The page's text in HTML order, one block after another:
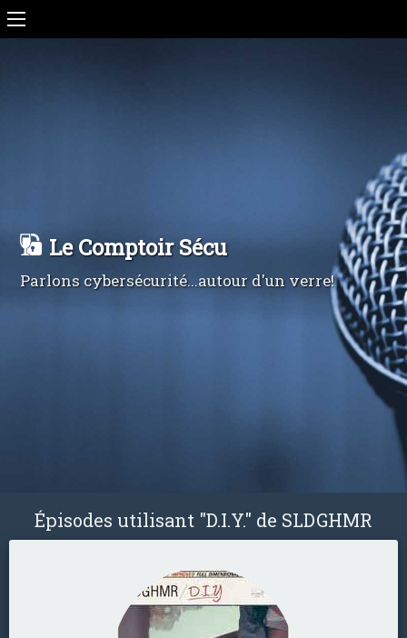
Le Comptoir Sécu
Parlons cybersécurité...autour d'un verre!
Épisodes utilisant "D.I.Y." de SLDGHMR